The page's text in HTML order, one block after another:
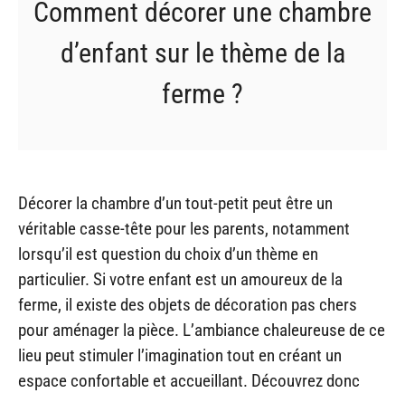
Comment décorer une chambre
d’enfant sur le thème de la
ferme ?
Décorer la chambre d’un tout-petit peut être un
véritable casse-tête pour les parents, notamment
lorsqu’il est question du choix d’un thème en
particulier. Si votre enfant est un amoureux de la
ferme, il existe des objets de décoration pas chers
pour aménager la pièce. L’ambiance chaleureuse de ce
lieu peut stimuler l’imagination tout en créant un
espace confortable et accueillant. Découvrez donc